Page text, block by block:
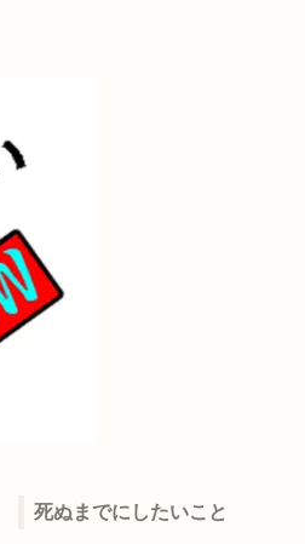
死ぬまでにしたいこと